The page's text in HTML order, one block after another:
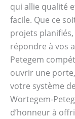
qui allie qualité
facile. Que ce
projets
répondre à vos
Petegem
ouvrir une
votre système
Wortegem-
d’honneur à